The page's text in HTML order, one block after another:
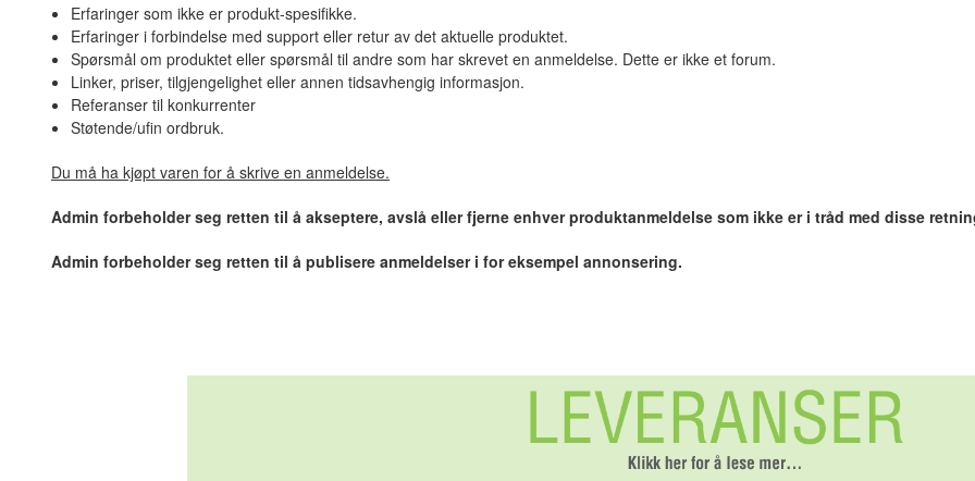
Erfaringer som ikke er produkt-spesifikke.
Erfaringer i forbindelse med support eller retur av det aktuelle produktet.
Spørsmål om produktet eller spørsmål til andre som har skrevet en anmeldelse. Dette er ikke et forum.
Linker, priser, tilgjengelighet eller annen tidsavhengig informasjon.
Referanser til konkurrenter
Støtende/ufin ordbruk.
Du må ha kjøpt varen for å skrive en anmeldelse.
Admin forbeholder seg retten til å akseptere, avslå eller fjerne enhver produktanmeldelse som ikke er i tråd med disse
Admin forbeholder seg retten til å publisere anmeldelser i for eksempel annonsering.